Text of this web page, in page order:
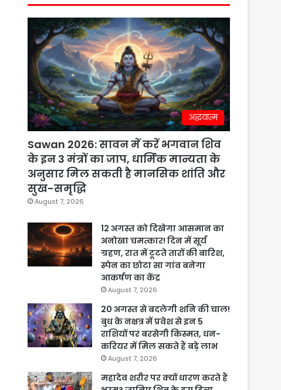
अद्धयात्म
Sawan 2026: सावन में करें भगवान शिव
के इन 3 मंत्रों का जाप, धार्मिक मान्यता के
अनुसार मिल सकती है मानसिक शांति और
सुख-समृद्धि
August 7, 2026
12 अगस्त को दिखेगा आसमान का
अनोखा चमत्कार! दिन में सूर्य
ग्रहण, रात में टूटते तारों की बारिश,
स्पेन का छोटा सा गांव बनेगा
आकर्षण का केंद्र
August 7, 2026
20 अगस्त से बदलेगी शनि की चाल!
बुध के नक्षत्र में प्रवेश से इन 5
राशियों पर बरसेगी किस्मत, धन-
करियर में मिल सकते हैं बड़े लाभ
August 7, 2026
महादेव शरीर पर क्यों धारण करते हैं